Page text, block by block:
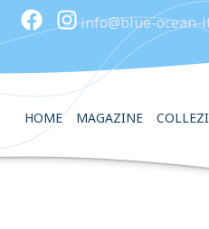
info@blue-
HOME MAGAZINE